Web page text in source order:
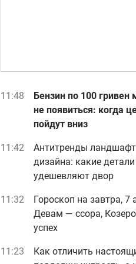
11:48
Бензин по 100 гривен
не появиться: когда
пойдут вниз
11:42
Антитренды
дизайна: какие
удешевляют двор
11:32
Гороскоп на завтра, 7
Девам — ссора,
успех
11:23
Как отличить